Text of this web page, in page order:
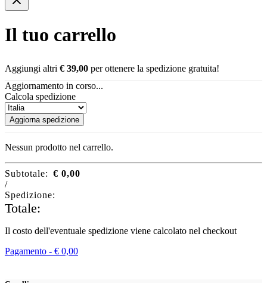
Il tuo carrello
Aggiungi altri € 39,00 per ottenere la spedizione gratuita!
Aggiornamento in corso...
Calcola spedizione
Aggiorna spedizione
Nessun prodotto nel carrello.
Subtotale: € 0,00
/
Spedizione:
Totale:
Il costo dell'eventuale spedizione viene calcolato nel checkout
Pagamento - € 0,00